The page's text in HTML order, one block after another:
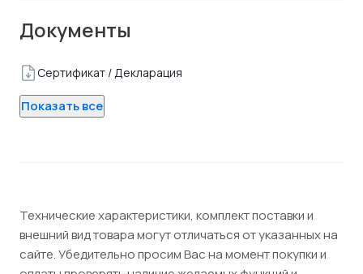
Документы
Сертификат / Декларация
Показать все
Технические характеристики, комплект поставки и
внешний вид товара могут отличаться от указанных на
сайте. Убедительно просим Вас на момент покупки и